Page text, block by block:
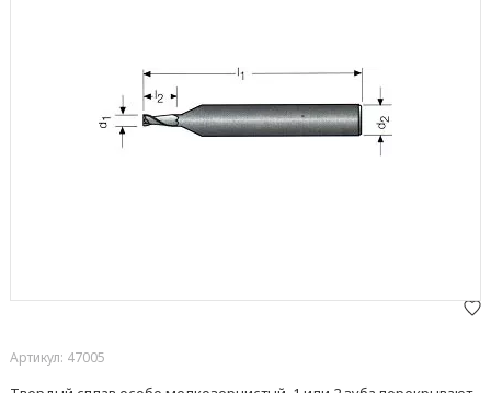
Артикул: 47005